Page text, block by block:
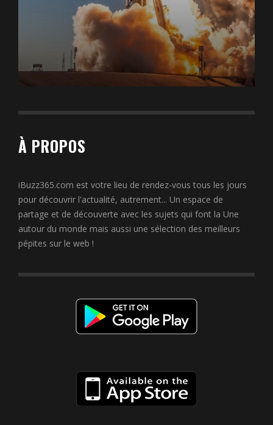
À PROPOS
iBuzz365.com est votre lieu de rendez-vous tous les jours
pour découvrir l'actualité, autrement... Un espace de
partage et de découverte avec les sujets qui font la Une
autour du monde mais aussi une sélection des meilleurs
pépites sur le web !